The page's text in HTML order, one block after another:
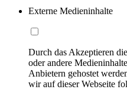
Externe Medieninhalte
Durch das Akzeptieren
oder andere
Anbietern gehostet
wir auf dieser Webseite